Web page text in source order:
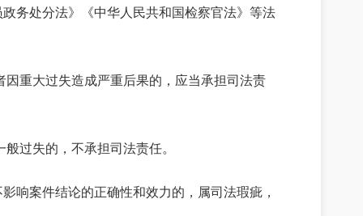
务处分法》《中华人民共和国检察官法》等法
重大过失造成严重后果的，应当承担司法责
过失的，不承担司法责任。
响案件结论的正确性和效力的，属司法瑕疵，